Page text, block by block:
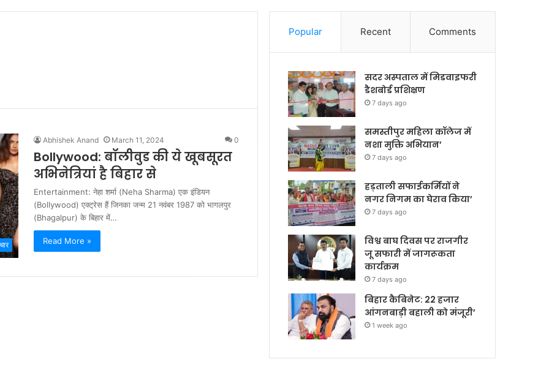
Abhishek Anand March 11, 2024 0
Bollywood: बॉलीवुड की ये खूबसूरत
अभिनेत्रियां है बिहार से
Entertainment: नेहा शर्मा (Neha Sharma) एक इंडियन
(Bollywood) एक्ट्रेस हैं जिनका जन्म 21 नवंबर 1987 को भागलपुर
(Bhagalpur) के बिहार में…
Read More »
Popular Recent Comments
सदर अस्पताल में मिडवाइफरी
डैशबोर्ड प्रशिक्षण
7 days ago
समस्तीपुर महिला कॉलेज में
नशा मुक्ति अभियान’
7 days ago
हड़ताली सफाईकर्मियों ने
नगर निगम का घेराव किया’
7 days ago
विश्व बाघ दिवस पर राजगीर
जू सफारी में जागरूकता
कार्यक्रम
7 days ago
बिहार कैबिनेट: 22 हजार
आंगनबाड़ी बहाली को मंजूरी’
1 week ago